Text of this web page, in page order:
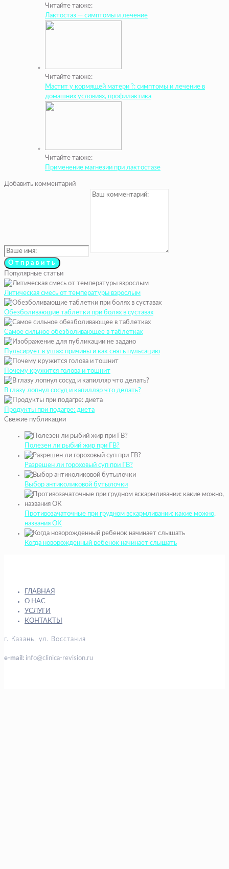
Читайте также:
Лактостаз — симптомы и лечение
Читайте также:
Мастит у кормящей матери ?: симптомы и лечение в
домашних условиях, профилактика
Читайте также:
Применение магнезии при лактостазе
Добавить комментарий
Популярные статьи
Литическая смесь от температуры взрослым
Обезболивающие таблетки при болях в суставах
Самое сильное обезболивающее в таблетках
Пульсирует в ушах: причины и как снять пульсацию
Почему кружится голова и тошнит
В глазу лопнул сосуд и капилляр что делать?
Продукты при подагре: диета
Свежие публикации
Полезен ли рыбий жир при ГВ?
Разрешен ли гороховый суп при ГВ?
Выбор антиколиковой бутылочки
Противозачаточные при грудном вскармливании: какие можно,
названия ОК
Когда новорожденный ребенок начинает слышать
ГЛАВНАЯ
О НАС
УСЛУГИ
КОНТАКТЫ
г. Казань, ул. Восстания
e-mail: info@clinica-revision.ru